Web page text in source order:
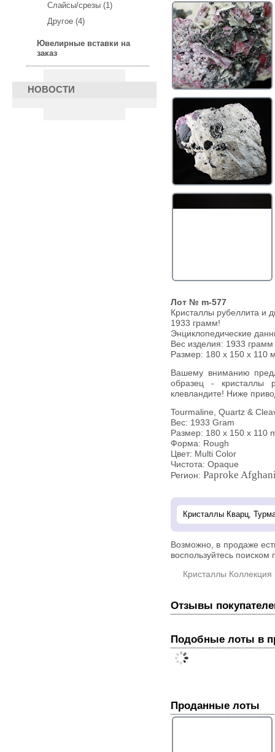
Слайсы/срезы (1)
Другое (4)
Ювелирные вставки на
заказ
НОВОСТИ
Лот № m-577
Кристаллы рубеллита и
1933 грамм!
Энциклопедические
Вес изделия: 1933 грамм
Размер: 180 х 150 х 110
Вашему вниманию предлагается крупный минералогический
образец - кристаллы
клевландите! Ниже
Tourmaline, Quartz &
Вес: 1933 Gram
Размер: 180 х 150 х 110
Форма: Rough
Цвет: Multi Color
Чистота: Opaque
Регион: Paproke
Возможно, в продаже
воспользуйтесь поиском
Кристаллы
Отзывы
Подобные лоты в
Проданные лоты